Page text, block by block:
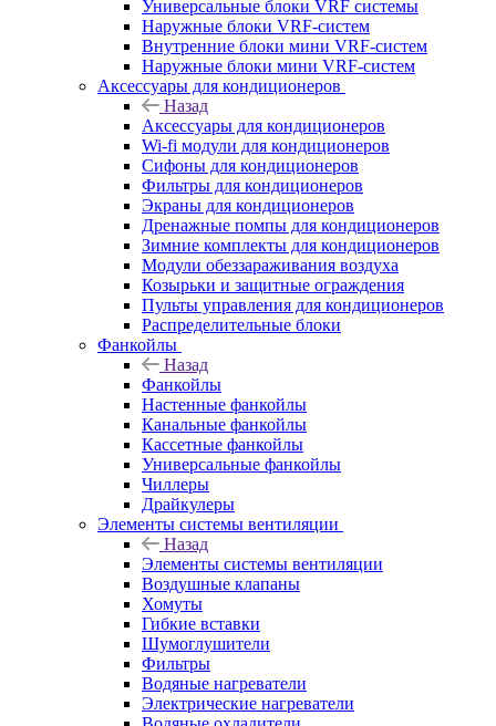
Универсальные блоки VRF системы
Наружные блоки VRF-систем
Внутренние блоки мини VRF-систем
Наружные блоки мини VRF-систем
Аксессуары для кондиционеров
Назад
Аксессуары для кондиционеров
Wi-fi модули для кондиционеров
Сифоны для кондиционеров
Фильтры для кондиционеров
Экраны для кондиционеров
Дренажные помпы для кондиционеров
Зимние комплекты для кондиционеров
Модули обеззараживания воздуха
Козырьки и защитные ограждения
Пульты управления для кондиционеров
Распределительные блоки
Фанкойлы
Назад
Фанкойлы
Настенные фанкойлы
Канальные фанкойлы
Кассетные фанкойлы
Универсальные фанкойлы
Чиллеры
Драйкулеры
Элементы системы вентиляции
Назад
Элементы системы вентиляции
Воздушные клапаны
Хомуты
Гибкие вставки
Шумоглушители
Фильтры
Водяные нагреватели
Электрические нагреватели